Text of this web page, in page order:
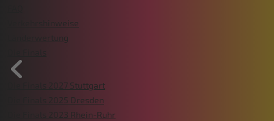
Verkehrshinweise
Länderwertung
Die Finals 2027 Stuttgart
Die Finals 2025 Dresden
Die Finals 2023 Rhein-Ruhr